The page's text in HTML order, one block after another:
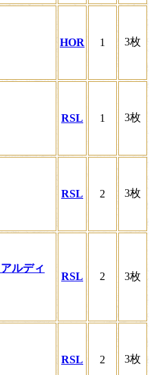
HOR 1 3枚
RSL 1 3枚
RSL 2 3枚
ルディ
RSL 2 3枚
RSL 2 3枚